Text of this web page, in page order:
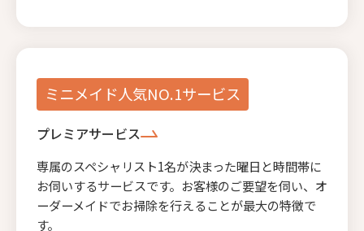
ミニメイド人気NO.1サービス
プレミアサービス
専属のスペシャリスト1名が決まった曜日と時間帯に
お伺いするサービスです。お客様のご要望を伺い、オ
ーダーメイドでお掃除を行えることが最大の特徴で
す。